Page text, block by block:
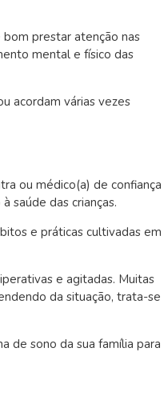
bom prestar atenção nas
mental e físico das
acordam várias vezes
ou médico(a) de confiança
saúde das crianças.
e práticas cultivadas em
e agitadas. Muitas
da situação, trata-se
de sono da sua família para